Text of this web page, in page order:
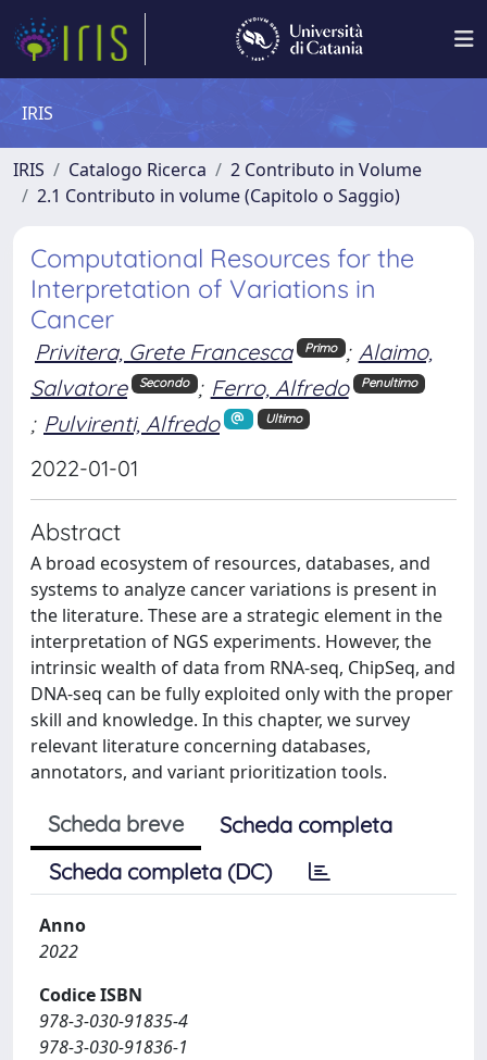
IRIS
IRIS Catalogo Ricerca
2 Contributo in Volume
2.1 Contributo in volume (Capitolo o Saggio)
Computational Resources for the
Interpretation of Variations in
Cancer
Privitera, Grete Francesca Primo ; Alaimo,
Salvatore
Secondo ; Ferro, Alfredo Penultimo
; Pulvirenti, Alfredo Ultimo
2022-01-01
Abstract
A broad ecosystem of resources, databases, and
systems to analyze cancer variations is present in
the literature. These are a strategic element in the
interpretation of NGS experiments. However, the
intrinsic wealth of data from RNA-seq, ChipSeq, and
DNA-seq can be fully exploited only with the proper
skill and knowledge. In this chapter, we survey
relevant literature concerning databases,
annotators, and variant prioritization tools.
Scheda breve
Scheda completa
Scheda completa (DC)
Anno
2022
Codice ISBN
978-3-030-91835-4
978-3-030-91836-1